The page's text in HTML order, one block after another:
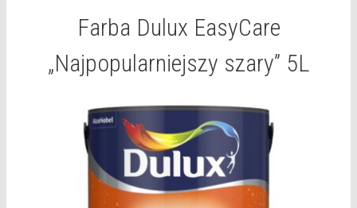
Farba Dulux EasyCare
„Najpopularniejszy szary” 5L